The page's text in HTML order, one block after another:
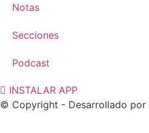
Notas
Secciones
Podcast
INSTALAR APP
© Copyright - Desarrollado por